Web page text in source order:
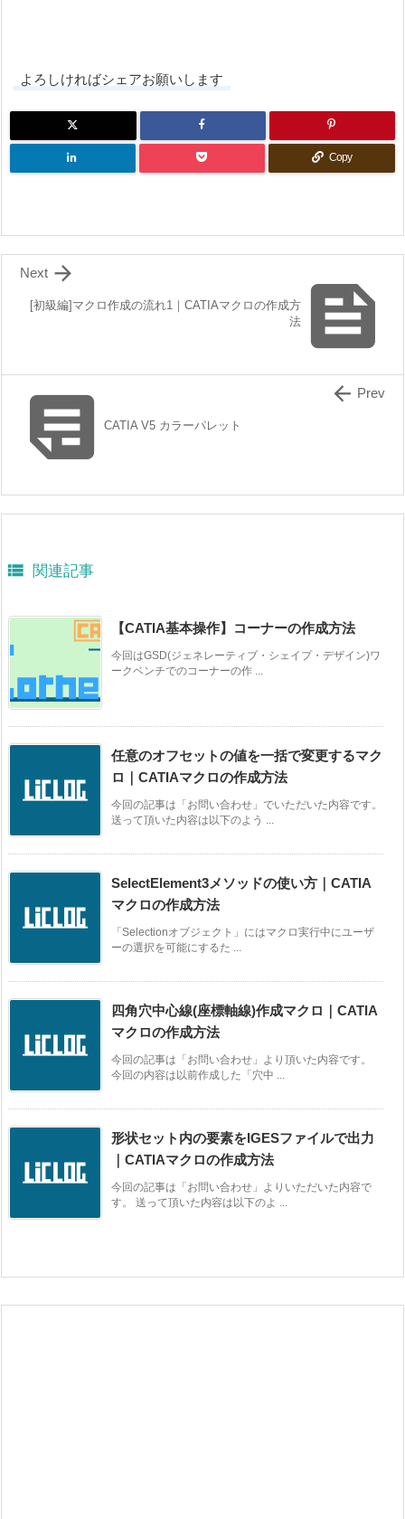
よろしければシェアお願いします
Copy

[初級編]マクロ作成の流れ1｜CATIAマクロの作成方
法

Next
CATIA V5 カラーパレット
 Prev
 関連記事
【CATIA基本操作】コーナーの作成方法
今回はGSD(ジェネレーティブ・シェイプ・デザイン)ワ
ークベンチでのコーナーの作 ...
任意のオフセットの値を一括で変更するマク
ロ｜CATIAマクロの作成方法
今回の記事は「お問い合わせ」でいただいた内容です。
送って頂いた内容は以下のよう ...
SelectElement3メソッドの使い方｜CATIA
マクロの作成方法
「Selectionオブジェクト」にはマクロ実行中にユーザ
ーの選択を可能にするた ...
四角穴中心線(座標軸線)作成マクロ｜CATIA
マクロの作成方法
今回の記事は「お問い合わせ」より頂いた内容です。
今回の内容は以前作成した「穴中 ...
形状セット内の要素をIGESファイルで出力
｜CATIAマクロの作成方法
今回の記事は「お問い合わせ」よりいただいた内容で
す。 送って頂いた内容は以下のよ ...